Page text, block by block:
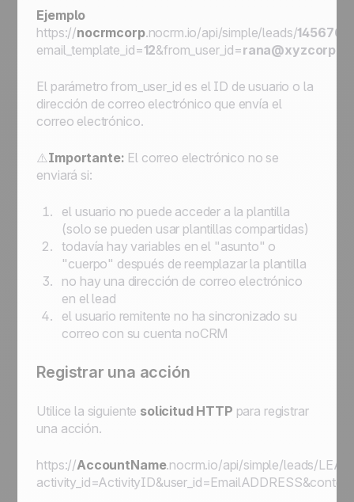
Ejemplo
https://nocrmcorp.nocrm.io/api/simple/leads/145676
email_template_id=12&from_user_id=
El parámetrofrom_user_id es el ID de usuario o la
dirección de correo electrónico que envía el
correo electrónico.
⚠️Importante: El correo electrónico no se
enviará si:
el usuario no puede acceder a la plantilla
(solo se pueden usar plantillas compartidas)
todavía hay variables en el "asunto" o
"cuerpo" después de reemplazar la plantilla
no hay una dirección de correo electrónico
en el lead
el usuario remitente no ha sincronizado su
correo con su cuenta noCRM
Registrar una acción
Utilice la siguiente solicitud HTTP para registrar
una acción.
https://AccountName.nocrm.io/api/simple/leads/
activity_id=ActivityID&user_id=EmailADDRESS